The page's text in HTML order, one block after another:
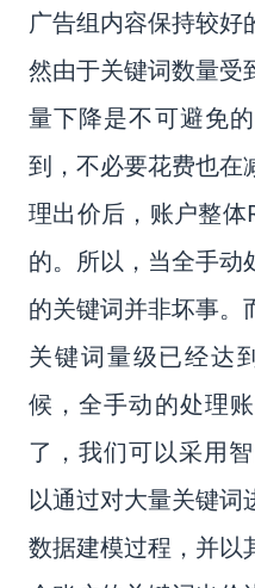
广告组内容保持较好
然由于关键词数量受
量下降是不可避免
到，不必要花费也在
理出价后，账户整
的。所以，当全手动
的关键词并非坏事。
关键词量级已经达
候，全手动的处理
了，我们可以采用
以通过对大量关键词
数据建模过程，并以